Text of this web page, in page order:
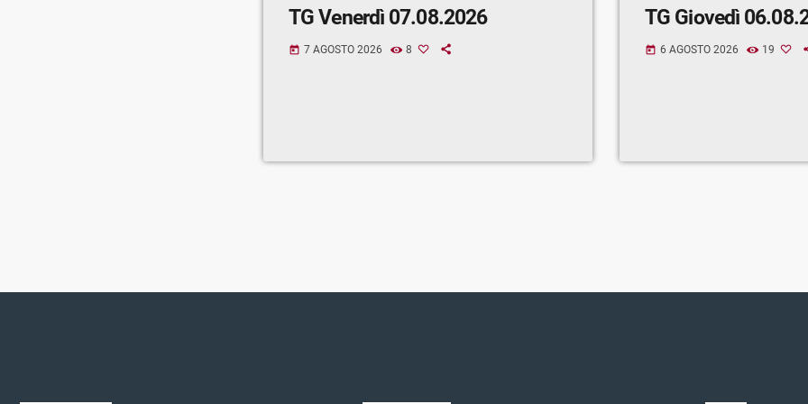
TG Venerdì 07.08.2026
today 7 AGOSTO 2026 8
TG Giovedì
today 6 AGOSTO 2026 19